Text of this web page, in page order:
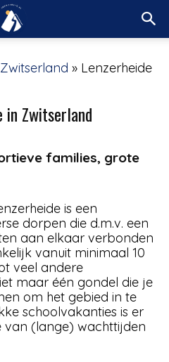
Zwitserland » Lenzerheide
in Zwitserland
families, grote
is een
dorpen die d.m.v. een
aan elkaar verbonden
vanuit minimaal 10
veel andere
maar één gondel die je
om het gebied in te
schoolvakanties is er
(lange) wachttijden